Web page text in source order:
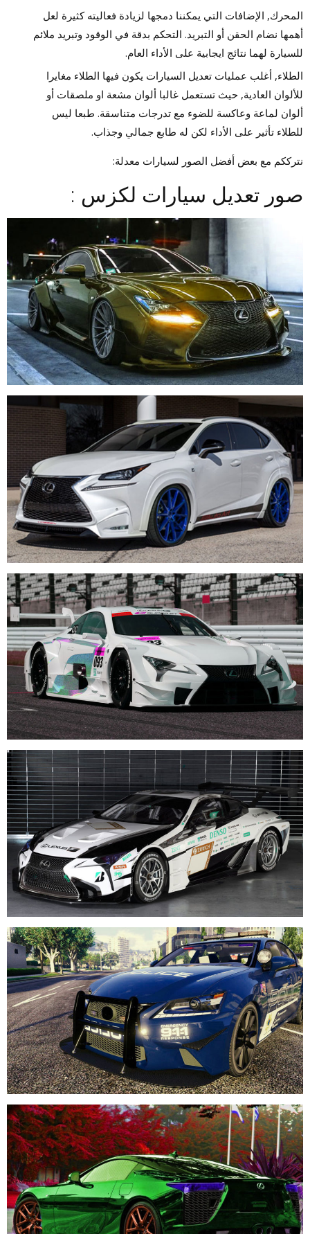
المحرك, الإضافات التي يمكننا دمجها لزيادة فعاليته كثيرة لعل
أهمها نضام الحقن أو التبريد. التحكم بدقة في الوقود وتبريد ملائم
للسيارة لهما نتائج ايجابية على الأداء العام.
الطلاء, أغلب عمليات تعديل السيارات يكون فيها الطلاء مغايرا
للألوان العادية, حيث تستعمل غالبا ألوان مشعة او ملصقات أو
ألوان لماعة وعاكسة للضوء مع تدرجات متناسقة. طبعا ليس
للطلاء تأثير على الأداء لكن له طابع جمالي وجذاب.
نترككم مع بعض أفضل الصور لسيارات معدلة:
صور تعديل سيارات لكزس :